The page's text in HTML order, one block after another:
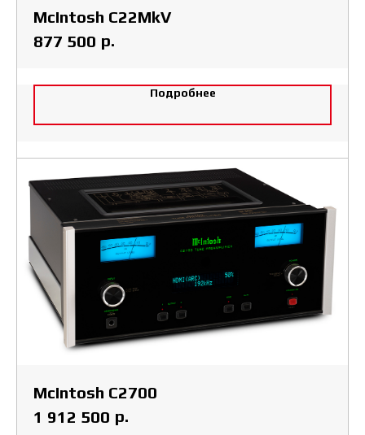
McIntosh C22MkV
877 500 р.
Подробнее
McIntosh C2700
1 912 500 р.